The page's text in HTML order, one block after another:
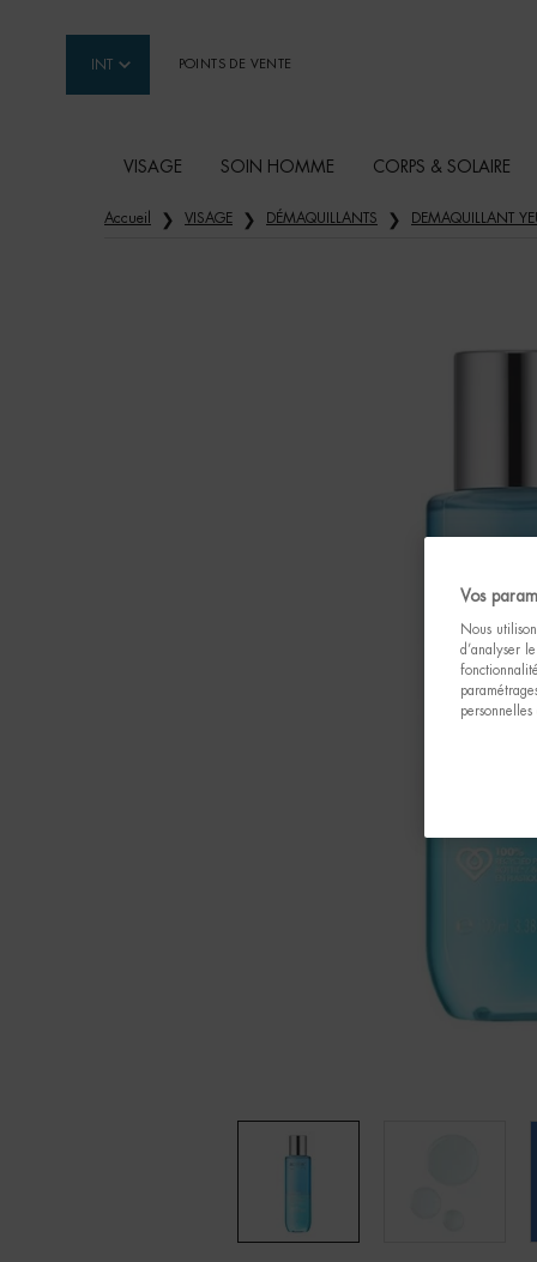
INT POINTS DE VENTE
VISAGE SOIN HOMME CORPS & SOLAIRE
Contenu principal
Accueil VISAGE DÉMAQUILLANTS DEMAQUILLANT
Vos
Nous
d’analyser